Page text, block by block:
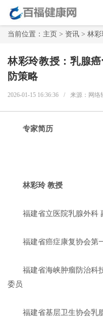
当前位置： 主页 > 资讯 > 林彩
林彩玲教授：乳腺
防策略
2026-01-15 16:36:36 / 来源：网络
专家简历
林彩玲 教授
福建省立医院乳腺外科
福建省癌症康复协会第
福建省海峡肿瘤防治科
委员
福建省基层卫生协会乳